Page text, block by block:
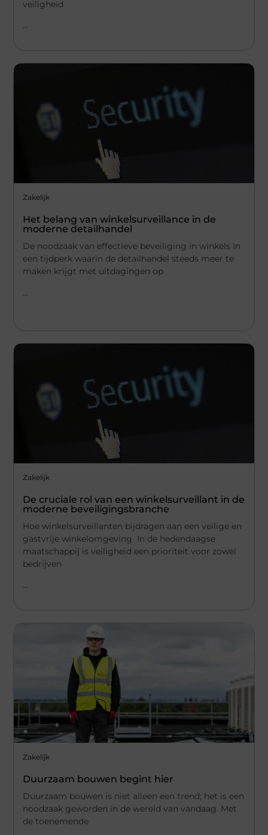
veiligheid
...
Zakelijk
Het belang van winkelsurveillance in de
moderne detailhandel
De noodzaak van effectieve beveiliging in winkels In
een tijdperk waarin de detailhandel steeds meer te
maken krijgt met uitdagingen op
Zakelijk
De cruciale rol van een winkelsurveillant in de
moderne beveiligingsbranche
Hoe winkelsurveillanten bijdragen aan een veilige en
gastvrije winkelomgeving In de hedendaagse
maatschappij is veiligheid een prioriteit voor zowel
bedrijven
...
Zakelijk
Duurzaam bouwen begint hier
Duurzaam bouwen is niet alleen een trend; het is een
noodzaak geworden in de wereld van vandaag. Met
de toenemende